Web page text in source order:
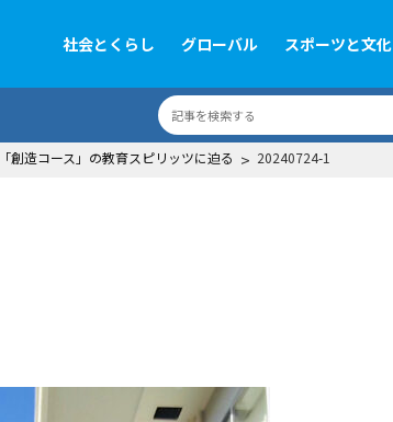
社会とくらし グローバル スポーツと文化
創造コース」の教育スピリッツに迫る > 20240724-1